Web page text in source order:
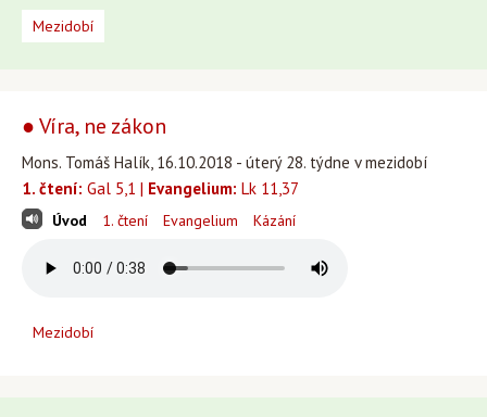
Mezidobí
● Víra, ne zákon
Mons. Tomáš Halík, 16.10.2018 - úterý 28. týdne v mezidobí
1. čtení: Gal 5,1 | Evangelium: Lk 11,37
Úvod 1. čtení Evangelium Kázání
Mezidobí